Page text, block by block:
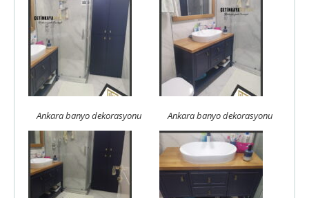
Ankara banyo dekorasyonu Ankara banyo dekorasyonu